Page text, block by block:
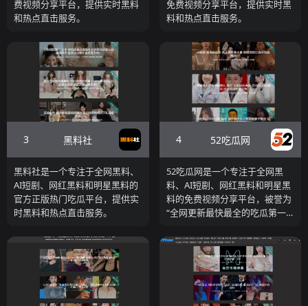
费视频分享平台，提供实时黑料
和热点直击服务。
免费视频分享平台，提供实时黑
料和热点直击服务。
3 黑料社
黑料社是一个专注于全网黑料、
AI短剧、网红黑料和明星黑料的
官方正版热门吃瓜平台，提供实
时黑料和热点直击服务。
4 52吃瓜网
52吃瓜网是一个专注于全网黑
料、AI短剧、网红黑料和明星黑
料的免费视频分享平台，被誉为
“全网更新最快最全的吃瓜第一